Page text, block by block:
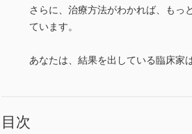
さらに、治療方法がわかれば、もっ
ています。
あなたは、結果を出している臨床家
目次